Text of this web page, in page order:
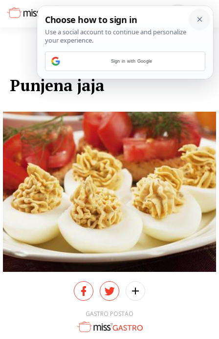
Punjena jaja
GASTRO POSTAO
Sign in with Google